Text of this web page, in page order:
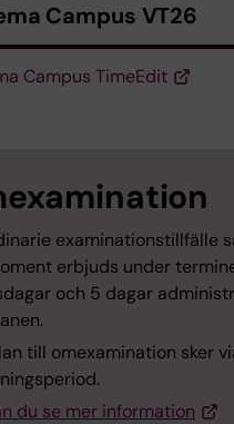
Campus VT26
Campus TimeEdit
examinationstillfälle
erbjuds under
och 5 dagar
till omexamination sker
du se mer information